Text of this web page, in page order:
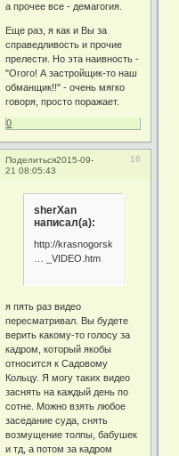
а прочее все - демагогия.
Еще раз, я как и Вы за
справедливость и прочие
прелести. Но эта наивность -
"Огого! А застройщик-то наш
обманщик!!" - очень мягко
говоря, просто поражает.
0
Поделиться 16
2015-09-
21 08:05:43
sherXan
написал(а):
http://krasnogorsk.ru/
… _VIDEO.htm
я пять раз видео
пересматривал. Вы будете
верить какому-то голосу за
кадром, который якобы
относится к Садовому
Кольцу. Я могу таких видео
заснять на каждый день по
сотне. Можно взять любое
заседание суда, снять
возмущение толпы, бабушек
и тд, а потом за кадром